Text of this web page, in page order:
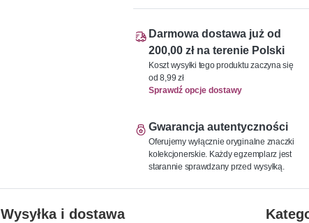
Darmowa dostawa już od
200,00 zł na terenie Polski
Koszt wysyłki tego produktu zaczyna się
od 8,99 zł
Sprawdź opcje dostawy
Gwarancja autentyczności
Oferujemy wyłącznie oryginalne znaczki
kolekcjonerskie. Każdy egzemplarz jest
starannie sprawdzany przed wysyłką.
Wysyłka i dostawa